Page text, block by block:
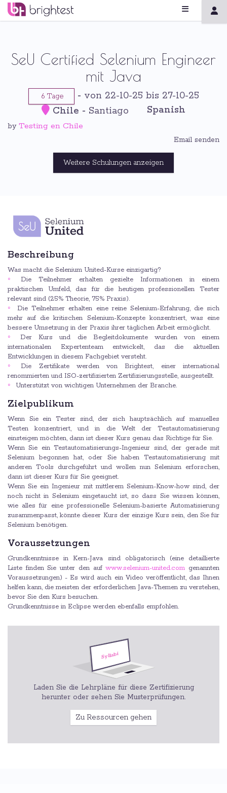
SeU Certified Selenium Engineer
mit Java
6 Tage - von 22-10-25 bis 27-10-25
Chile - Santiago Spanish
by Testing en Chile
Email senden
Weitere Schulungen anzeigen
Beschreibung
Was macht die Selenium United-Kurse einzigartig?
Die Teilnehmer erhalten gezielte Informationen in einem
praktischen Umfeld, das für die heutigen professionellen Tester
relevant sind (25% Theorie, 75% Praxis).
Die Teilnehmer erhalten eine reine Selenium-Erfahrung, die sich
mehr auf die kritischen Selenium-Konzepte konzentriert, was eine
bessere Umsetzung in der Praxis ihrer täglichen Arbeit ermöglicht.
Der Kurs und die Begleitdokumente wurden von einem
internationalen Expertenteam entwickelt, das die aktuellen
Entwicklungen in diesem Fachgebiet versteht.
Die Zertifikate werden von Brightest, einer international
renommierten und ISO-zertifizierten Zertifizierungsstelle, ausgestellt.
Unterstützt von wichtigen Unternehmen der Branche.
Zielpublikum
Wenn Sie ein Tester sind, der sich hauptsächlich auf manuelles
Testen konzentriert, und in die Welt der Testautomatisierung
einsteigen möchten, dann ist dieser Kurs genau das Richtige für Sie.
Wenn Sie ein Testautomatisierungs-Ingenieur sind, der gerade mit
Selenium begonnen hat, oder Sie haben Testautomatisierung mit
anderen Tools durchgeführt und wollen nun Selenium erforschen,
dann ist dieser Kurs für Sie geeignet.
Wenn Sie ein Ingenieur mit mittlerem Selenium-Know-how sind, der
noch nicht in Selenium eingetaucht ist, so dass Sie wissen können,
wie alles für eine professionelle Selenium-basierte Automatisierung
zusammenpasst, könnte dieser Kurs der einzige Kurs sein, den Sie für
Selenium benötigen.
Voraussetzungen
Grundkenntnisse in Kern-Java sind obligatorisch (eine detaillierte
Liste finden Sie unter den aufwww.selenium-united.com genannten
Voraussetzungen) - Es wird auch ein Video veröffentlicht, das Ihnen
helfen kann, die meisten der erforderlichen Java-Themen zu verstehen,
bevor Sie den Kurs besuchen.
Grundkenntnisse in Eclipse werden ebenfalls empfohlen.
Laden Sie die Lehrpläne für diese Zertifizierung
herunter oder sehen Sie Musterprüfungen.
Zu Ressourcen gehen